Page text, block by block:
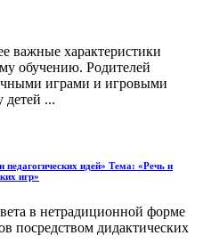
важные характеристики
обучению. Родителей
играми и игровыми
...
идей» Тема: «Речь и
игр»
в нетрадиционной форме
посредством дидактических